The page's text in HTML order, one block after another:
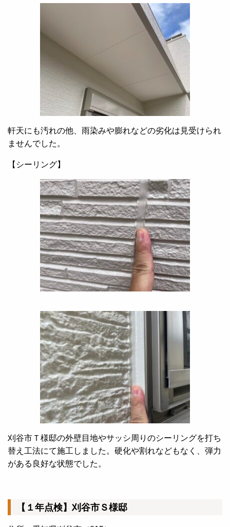
軒天にも汚れの他、雨染みや膨れなどの劣化は見受けられ
ませんでした。
【シーリング】
刈谷市Ｔ様邸の外壁目地やサッシ周りのシーリングを打ち
替え工法にて施工しました。硬化や割れなどもなく、弾力
がある良好な状態でした。
【１年点検】刈谷市Ｓ様邸